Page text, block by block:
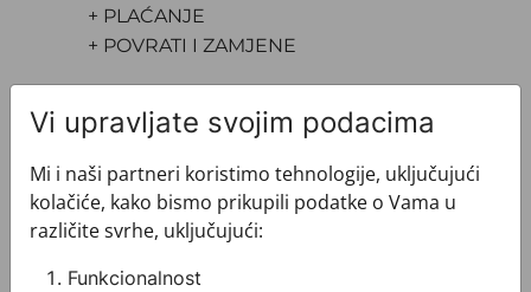
+ PLAĆANJE
+ POVRATI I ZAMJENE
Pogledajte i ovo
Vi upravljate svojim podacima
Mi i naši partneri koristimo tehnologije, uključujući
kolačiće, kako bismo prikupili podatke o Vama u
različite svrhe, uključujući:
Funkcionalnost